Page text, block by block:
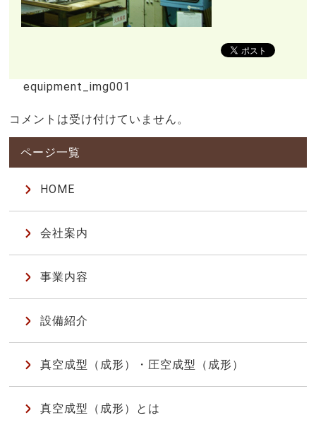
equipment_img001
コメントは受け付けていません。
HOME
会社案内
事業内容
設備紹介
真空成型（成形）・圧空成型（成形）
真空成型（成形）とは